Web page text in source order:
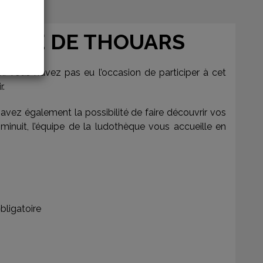
DE THOUARS
n’avez pas eu l’occasion de participer à cet
également la possibilité de faire découvrir vos
l’équipe de la ludothèque vous accueille en